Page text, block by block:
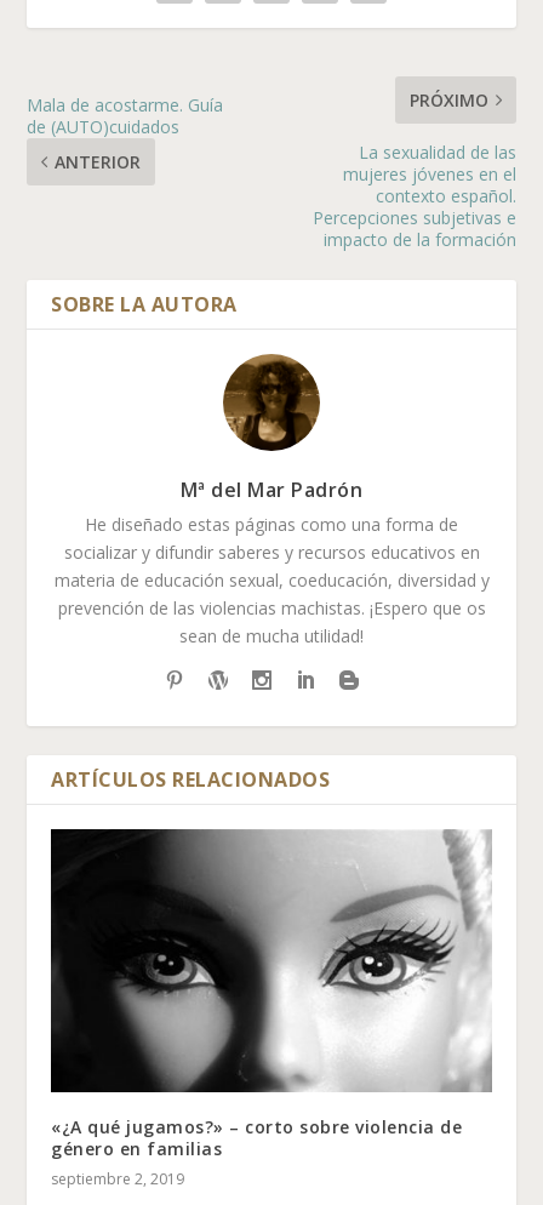
Mala de acostarme. Guía
de (AUTO)cuidados
ANTERIOR
PRÓXIMO
La sexualidad de las
mujeres jóvenes en el
contexto español.
Percepciones subjetivas e
impacto de la formación
Mª del Mar Padrón
He diseñado estas páginas como una forma de
socializar y difundir saberes y recursos educativos en
materia de educación sexual, coeducación, diversidad y
prevención de las violencias machistas. ¡Espero que os
sean de mucha utilidad!
ARTÍCULOS RELACIONADOS
«¿A qué jugamos?» – corto sobre violencia de
género en familias
septiembre 2, 2019